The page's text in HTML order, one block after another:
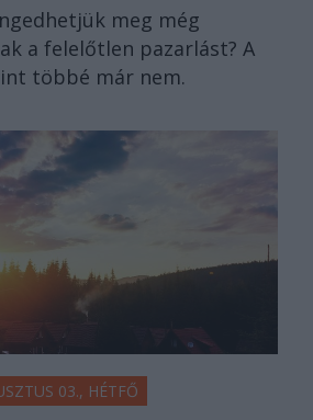
meg még
a felelőtlen pazarlást? A
többé már nem.
03., HÉTFŐ